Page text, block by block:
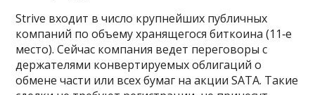
Strive входит в число крупнейших публичных
компаний по объему хранящегося биткоина (11‑е
место). Сейчас компания ведет переговоры с
держателями конвертируемых облигаций о
обмене части или всех бумаг на акции SATA. Такие